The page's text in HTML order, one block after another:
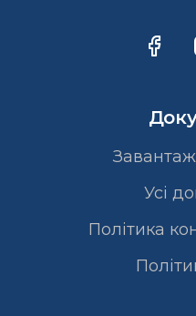
Усі
Політика